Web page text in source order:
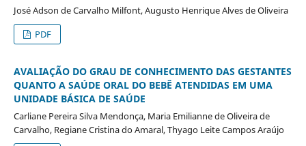
José Adson de Carvalho Milfont, Augusto Henrique Alves de Oliveira
PDF
AVALIAÇÃO DO GRAU DE CONHECIMENTO DAS GESTANTES
QUANTO A SAÚDE ORAL DO BEBÊ ATENDIDAS EM UMA
UNIDADE BÁSICA DE SAÚDE
Carliane Pereira Silva Mendonça, Maria Emilianne de Oliveira de
Carvalho, Regiane Cristina do Amaral, Thyago Leite Campos Araújo